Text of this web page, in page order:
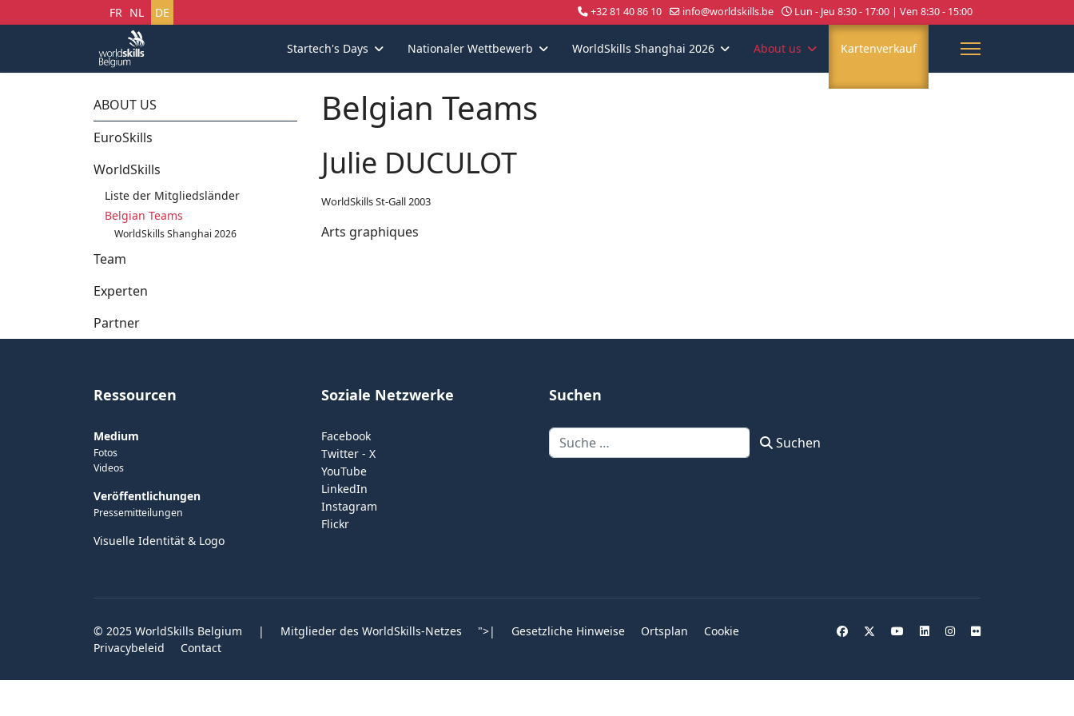
Sprache auswählen
FR NL DE +32 81 40 86 10 info@worldskills.be Lun - Jeu 8:30 - 17:00 | Ven 8:30 - 15:00
Startech's Days Nationaler Wettbewerb WorldSkills Shanghai 2026 About us Kartenverkauf
ABOUT US
EuroSkills
WorldSkills
Liste der Mitgliedsländer
Belgian Teams
WorldSkills Shanghai 2026
Team
Experten
Partner
Belgian Teams
Julie DUCULOT
WorldSkills St-Gall 2003
Arts graphiques
Ressourcen
Medium
Fotos
Videos
Veröffentlichungen
Pressemitteilungen
Visuelle Identität & Logo
Soziale Netzwerke
Facebook
Twitter - X
YouTube
LinkedIn
Instagram
Flickr
Suchen
Suchen Suchen
© 2025 WorldSkills Belgium | Mitglieder des WorldSkills-Netzes ">| Gesetzliche Hinweise Ortsplan
Cookie
Privacybeleid
Contact